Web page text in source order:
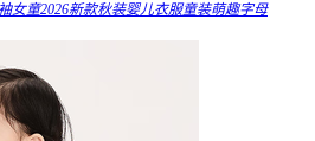
女童2026新款秋装婴儿衣服童装萌趣字母